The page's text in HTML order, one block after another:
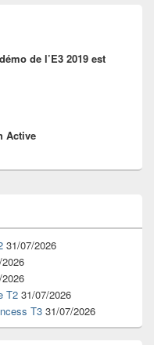
de l’E3 2019 est
Active
31/07/2026
T2 31/07/2026
T3 31/07/2026